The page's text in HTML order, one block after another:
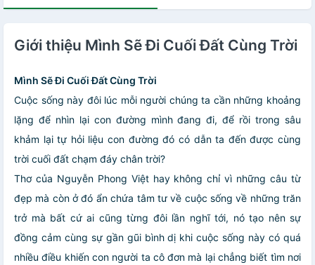
Giới thiệu Mình Sẽ Đi Cuối Đất Cùng Trời
Mình Sẽ Đi Cuối Đất Cùng Trời
Cuộc sống này đôi lúc mỗi người chúng ta cần những khoảng
lặng để nhìn lại con đường mình đang đi, để rồi trong sâu
khảm lại tự hỏi liệu con đường đó có dẫn ta đến được cùng
trời cuối đất chạm đáy chân trời?
Thơ của Nguyễn Phong Việt hay không chỉ vì những câu từ
đẹp mà còn ở đó ẩn chứa tâm tư về cuộc sống về những trăn
trở mà bất cứ ai cũng từng đôi lần nghĩ tới, nó tạo nên sự
đồng cảm cùng sự gần gũi bình dị khi cuộc sống này có quá
nhiều điều khiến con người ta cô đơn mà lại chẳng biết tìm nơi